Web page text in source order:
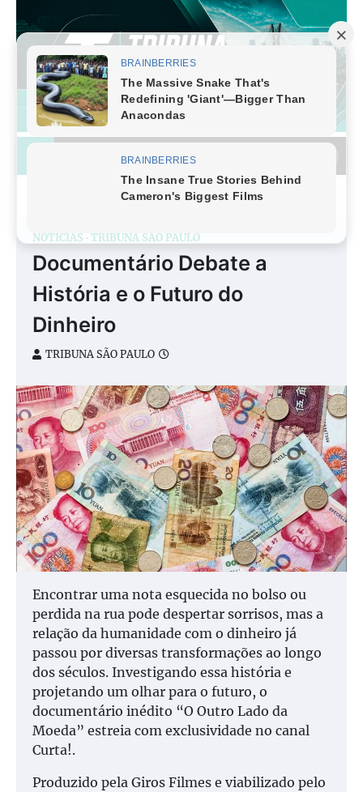
content
NOTÍCIAS TRIBUNA SÃO PAULO
Documentário Debate a
História e o Futuro do
Dinheiro
TRIBUNA SÃO PAULO
Encontrar uma nota esquecida no bolso ou
perdida na rua pode despertar sorrisos, mas a
relação da humanidade com o dinheiro já
passou por diversas transformações ao longo
dos séculos. Investigando essa história e
projetando um olhar para o futuro, o
documentário inédito “O Outro Lado da
Moeda” estreia com exclusividade no canal
Curta!.
Produzido pela Giros Filmes e viabilizado pelo